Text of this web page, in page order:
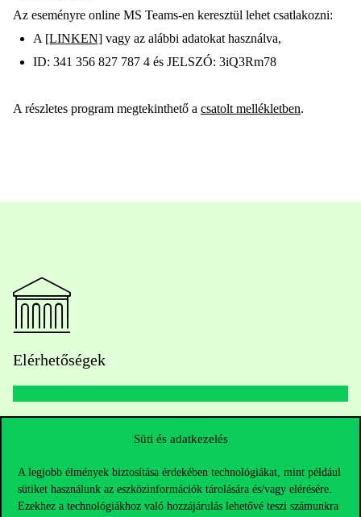
Süti és adatkezelés
A legjobb élmények biztosítása érdekében technológiákat, mint például
sütiket használunk az eszközinformációk tárolására és/vagy elérésére.
Ezekhez a technológiákhoz való hozzájárulás lehetővé teszi számunkra
Az eseményre online MS Teams-en keresztül lehet csatlakozni:
A [LINKEN] vagy az alábbi adatokat használva,
ID: 341 356 827 787 4 és JELSZÓ: 3iQ3Rm78
A részletes program megtekinthető a csatolt mellékletben.
Elérhetőségek
Kérdésed van a felvételivel kapcsolatban?
Oktatói elérhetőségek